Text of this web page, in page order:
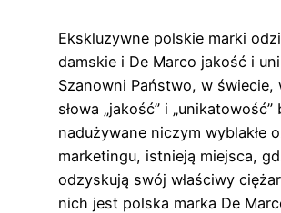
Ekskluzywne polskie marki
damskie i De Marco jakość i
Szanowni Państwo, w świecie,
słowa „jakość” i „unikatowość”
nadużywane niczym wyblakłe
marketingu, istnieją miejsca,
odzyskują swój właściwy
nich jest polska marka De